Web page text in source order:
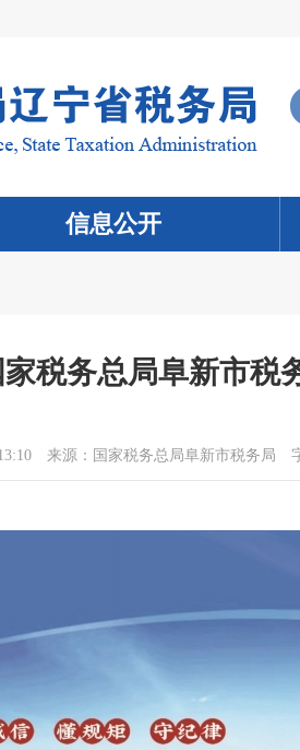
信息公开
家税务总局阜新市税
来源： 国家税务总局阜新市税务局